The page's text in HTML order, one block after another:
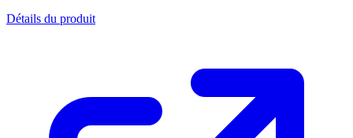
Détails du produit